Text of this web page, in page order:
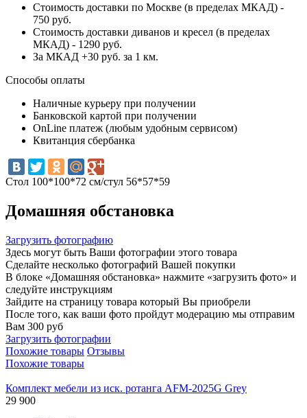
Стоимость доставки по Москве (в пределах МКАД) -
750 руб.
Стоимость доставки диванов и кресел (в пределах
МКАД) - 1290 руб.
За МКАД +30 руб. за 1 км.
Способы оплаты
Наличные курьеру при получении
Банковской картой при получении
OnLine платеж (любым удобным сервисом)
Квитанция сбербанка
Стол 100*100*72 см/стул 56*57*59
Домашняя обстановка
Загрузить фотографию
Здесь могут быть Ваши фотографии этого товара
Сделайте несколько фотографий Вашей покупки
В блоке «Домашняя обстановка» нажмите «загрузить фото» и
следуйте инструкциям
Зайдите на страницу товара который Вы приобрели
После того, как ваши фото пройдут модерацию мы отправим
Вам 300 руб
Загрузить фотографии
Похожие товары Отзывы
Похожие товары
Комплект мебели из иск. ротанга AFM-2025G Grey
29 900